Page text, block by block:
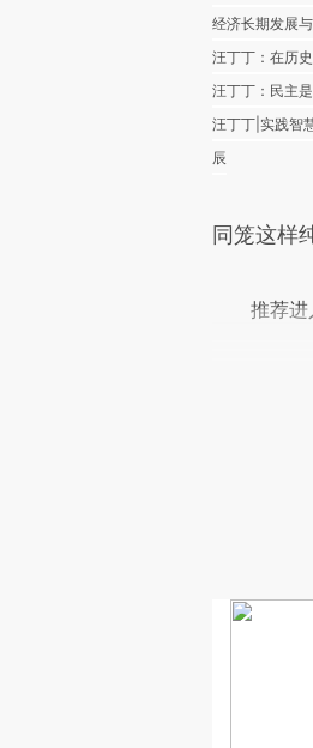
经济长期发展
汪丁丁：在历
汪丁丁：民主
汪丁丁|实践智
辰
同笼这样
推荐进